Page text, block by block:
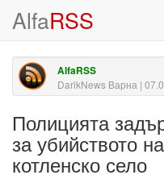
AlfaRSS
AlfaRSS
DarikNews Варна |
Полицията
за убийството
котленско село